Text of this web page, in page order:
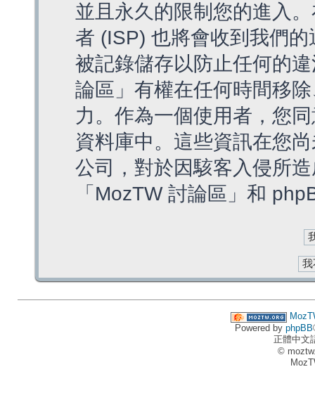
並且永久的限制您的進入
者 (ISP) 也將會收到我們
被記錄儲存以防止任何的
論區」有權在任何時間移
力。作為一個使用者，您
資料庫中。這些資訊在您
公司，對於因駭客入侵所
「MozTW 討論區」和
Powered by phpBB
正體中文
©